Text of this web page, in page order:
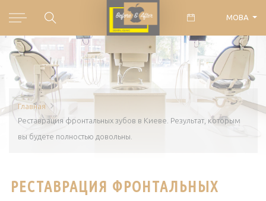
МОВА
Главная
Реставрация фронтальных зубов в Киеве. Результат, которым
вы будете полностью довольны.
РЕСТАВРАЦИЯ ФРОНТАЛЬНЫХ